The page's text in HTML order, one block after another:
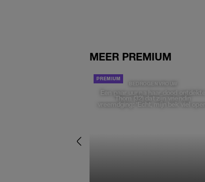
MEER PREMIUM
BEDROGEN VROUW
Een paar uur na haar dood ontdekte
Thom (32) dat zijn vriendin
vreemdging: 'Echt, mijn bek viel open'